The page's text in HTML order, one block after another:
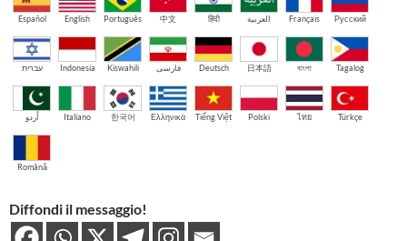
Español English Português 中文 हिंदी العربية Français Русский
עברית Indonesia Kiswahili فارسی Deutsch 日本語 বাংলা Tagalog
اُردو Italiano 한국어 Ελληνικά Tiếng Việt Polski ไทย Türkçe
Română
Diffondi il messaggio!